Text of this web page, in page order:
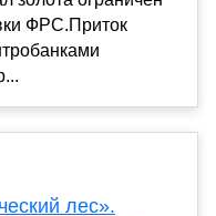
ФРС.Приток
лес».